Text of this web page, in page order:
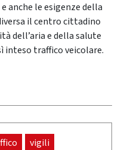
anche le esigenze della
il centro cittadino
dell’aria e della salute
inteso traffico veicolare.
vigili